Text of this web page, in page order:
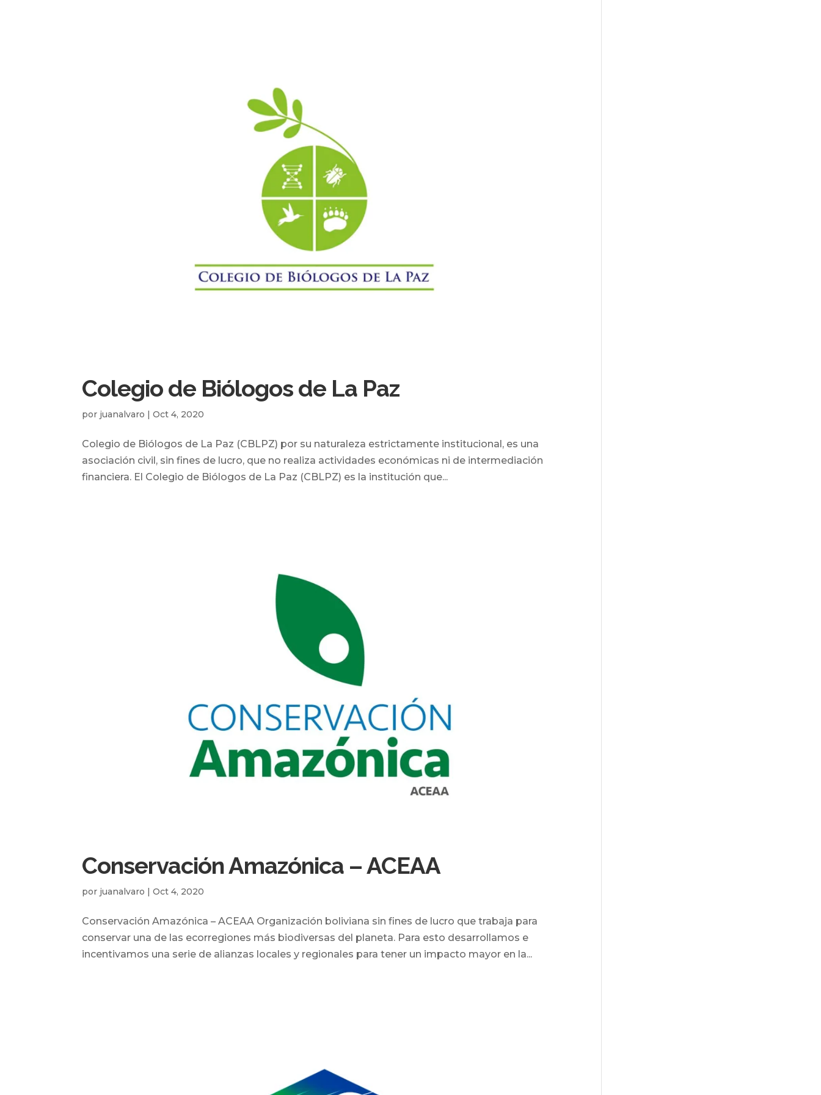
Colegio de Biólogos de La Paz
por juanalvaro |Oct 4, 2020
Colegio de Biólogos de La Paz (CBLPZ) por su naturaleza estrictamente institucional, es una
asociación civil, sin fines de lucro, que no realiza actividades económicas ni de intermediación
financiera. El Colegio de Biólogos de La Paz (CBLPZ) es la institución que...
Conservación Amazónica – ACEAA
por juanalvaro |Oct 4, 2020
Conservación Amazónica – ACEAA Organización boliviana sin fines de lucro que trabaja para
conservar una de las ecorregiones más biodiversas del planeta. Para esto desarrollamos e
incentivamos una serie de alianzas locales y regionales para tener un impacto mayor en la...